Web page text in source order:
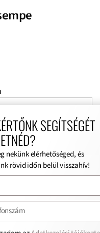
és tónusaival
Merész és jellegzetes
SEGÍTSÉGÉT
nekünk elérhetőséged, és
rövid időn belül visszahív!